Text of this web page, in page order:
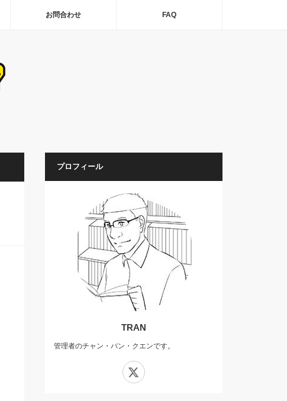
お問合わせ FAQ
プロフィール
TRAN
管理者のチャン・バン・クエンです。